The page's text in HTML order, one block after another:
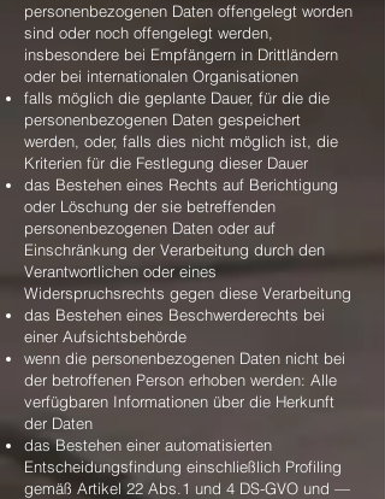
personenbezogenen Daten offengelegt worden
sind oder noch offengelegt werden,
insbesondere bei Empfängern in Drittländern
oder bei internationalen Organisationen
falls möglich die geplante Dauer, für die die
personenbezogenen Daten gespeichert
werden, oder, falls dies nicht möglich ist, die
Kriterien für die Festlegung dieser Dauer
das Bestehen eines Rechts auf Berichtigung
oder Löschung der sie betreffenden
personenbezogenen Daten oder auf
Einschränkung der Verarbeitung durch den
Verantwortlichen oder eines
Widerspruchsrechts gegen diese Verarbeitung
das Bestehen eines Beschwerderechts bei
einer Aufsichtsbehörde
wenn die personenbezogenen Daten nicht bei
der betroffenen Person erhoben werden: Alle
verfügbaren Informationen über die Herkunft
der Daten
das Bestehen einer automatisierten
Entscheidungsfindung einschließlich Profiling
gemäß Artikel 22 Abs.1 und 4 DS-GVO und —